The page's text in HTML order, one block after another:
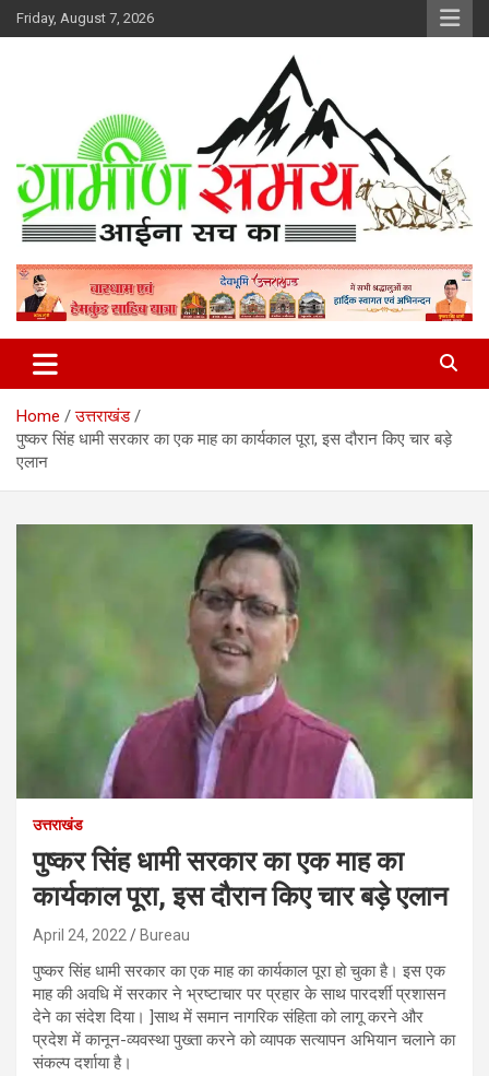
Skip
to
Friday, August 7, 2026
Gramin Samay
Home
उत्तराखंड
पुष्कर सिंह धामी सरकार का एक माह का कार्यकाल पूरा, इस दौरान किए चार बड़े
एलान
उत्तराखंड
पुष्कर सिंह धामी सरकार का एक माह का
कार्यकाल पूरा, इस दौरान किए चार बड़े एलान
April 24, 2022 Bureau
पुष्कर सिंह धामी सरकार का एक माह का कार्यकाल पूरा हो चुका है। इस एक
माह की अवधि में सरकार ने भ्रष्टाचार पर प्रहार के साथ पारदर्शी प्रशासन
देने का संदेश दिया। ]साथ में समान नागरिक संहिता को लागू करने और
प्रदेश में कानून-व्यवस्था पुख्ता करने को व्यापक सत्यापन अभियान चलाने का
संकल्प दर्शाया है।